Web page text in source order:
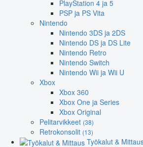
PlayStation 4 ja 5
PSP ja PS Vita
Nintendo
Nintendo 3DS ja 2DS
Nintendo DS ja DS Lite
Nintendo Retro
Nintendo Switch
Nintendo Wii ja Wii U
Xbox
Xbox 360
Xbox One ja Series
Xbox Original
Pelitarvikkeet (38)
Retrokonsolit (13)
Työkalut &